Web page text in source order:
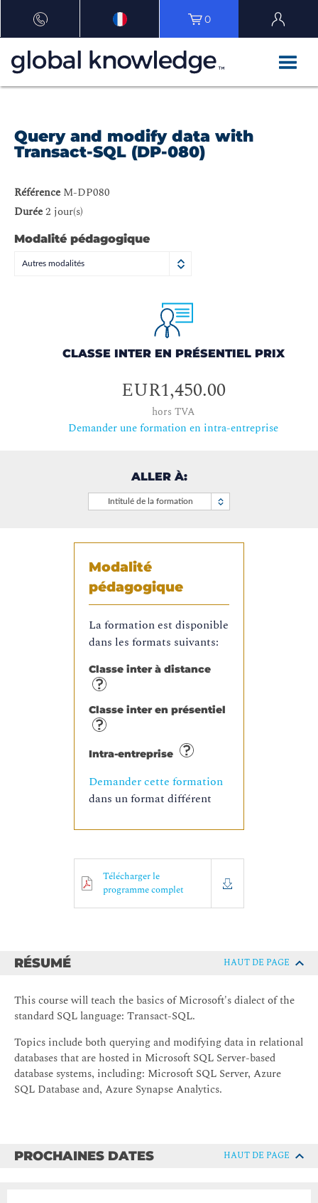
0
Query and modify data with
Transact-SQL (DP-080)
Référence M-DP080
Durée2 jour(s)
Modalité pédagogique
Autres modalités
CLASSE INTER EN PRÉSENTIEL PRIX
EUR1,450.00
hors TVA
Demander une formation en intra-entreprise
ALLER À:
Intitulé de la formation
Modalité
pédagogique
La formation est disponible
dans les formats suivants:
Classe inter à distance
Classe inter en présentiel
Intra-entreprise
Demander cette formation
dans un format différent
Télécharger le
programme complet
RÉSUMÉ HAUT DE PAGE
This course will teach the basics of Microsoft's dialect of the
standard SQL language: Transact-SQL.
Topics include both querying and modifying data in relational
databases that are hosted in Microsoft SQL Server-based
database systems, including: Microsoft SQL Server, Azure
SQL Database and, Azure Synapse Analytics.
PROCHAINES DATES HAUT DE PAGE